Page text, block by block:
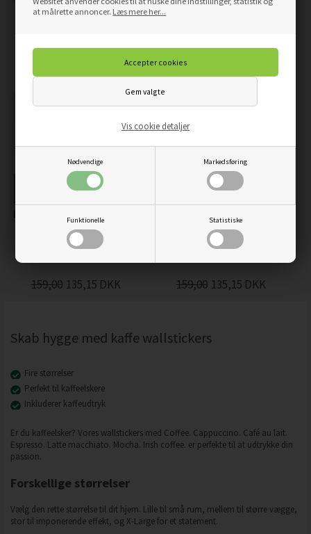
at målrette annoncer. Læs mere her...
Nødvendige Markedsføring
Funktionelle Statistiske
Vis cookie detaljer
KØKKENREGLER -
229,00
OUR FAMILY KITCHEN
RULES - WALLSTICKERS
159,00 135,15 DKK
WHERE THERE IS FOOD -
WALLSTICKERS
159,00 135,15 DKK
Skab hygge med kaffe wallstickers
Fire størrelser
Perfekt til kaffeelskere
Inkluderer kaffeudtryk
Er du kaffeelsker? Vores wallstickers med Coffee. Cappuccino. Café au lait.
Espresso. Latte macchiato. Mocha. Irish coffee. er perfekte til at udtrykke din
passion.
Forskellige størrelser
Vælg den rette størrelse til dit hjem. Lille til små rum, mellem til større vægge,
stor til imponerende effekt, og X-Large for et statement.